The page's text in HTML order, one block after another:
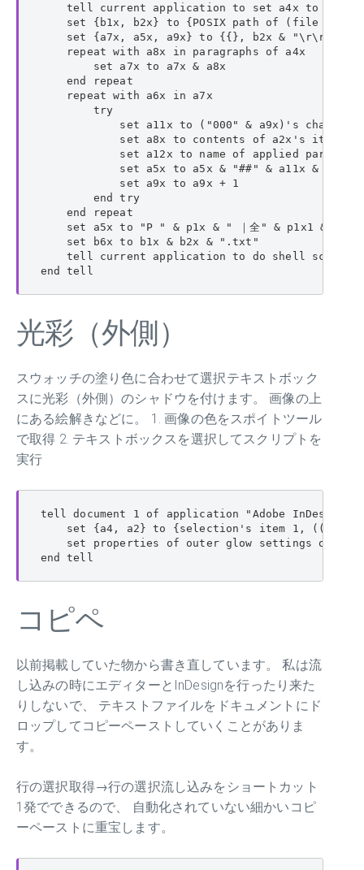
tell current application to set a4x to do
set {b1x, b2x} to {POSIX path of (file path
    set {a7x, a5x, a9x} to {{}, b2x & "\r\r", 0}
    repeat with a8x in paragraphs of a4x
        set a7x to a7x & a8x
    end repeat
    repeat with a6x in a7x
        try
set a11x to ("000" & a9x)'s
set a8x to contents of a2x's item
set a12x to name of applied
set a5x to a5x & "##" & a11x & "_"
            set a9x to a9x + 1
        end try
    end repeat
set a5x to "P " & p1x & " ｜全" & p1x1 & "ペ
    set b6x to b1x & b2x & ".txt"
tell current application to do shell script
end tell
光彩（外側）
スウォッチの塗り色に合わせて選択テキストボック
スに光彩（外側）のシャドウを付けます。 画像の上
にある絵解きなどに。 1. 画像の色をスポイトツール
で取得 2. テキストボックスを選択してスクリプトを
実行
tell document 1 of application "Adobe InDesign
set {a4, a2} to {selection's item 1,
set properties of outer glow settings of
end tell
コピペ
以前掲載していた物から書き直しています。 私は流
し込みの時にエディターとInDesignを行ったり来た
りしないで、 テキストファイルをドキュメントにド
ロップしてコピーペーストしていくことがありま
す。
行の選択取得→行の選択流し込みをショートカット
1発でできるので、 自動化されていない細かいコピ
ーペーストに重宝します。